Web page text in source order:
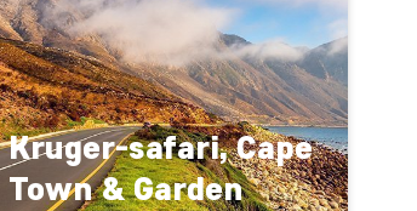
Kruger-safari, Cape
Town & Garden